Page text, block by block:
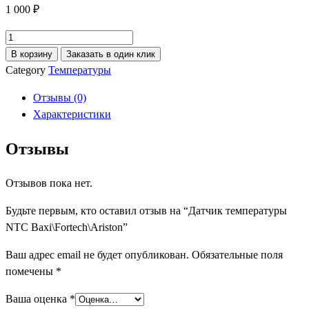
1 000 ₽
Количество
товара
Датчик
NTC
Baxi\Fortech\Ariston
В корзину Заказать в один клик
Category Температуры
Отзывы (0)
Характеристики
Отзывы
Отзывов пока нет.
Будьте первым, кто оставил отзыв на “Датчик температуры
NTC Baxi\Fortech\Ariston”
Ваш адрес email не будет опубликован. Обязательные поля
помечены *
Ваша оценка *